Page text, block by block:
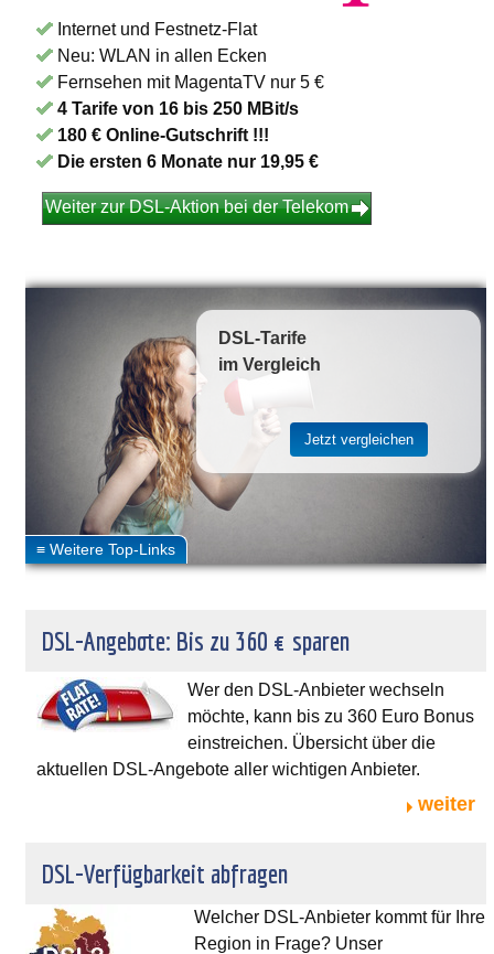
Internet und Festnetz-Flat
Neu: WLAN in allen Ecken
Fernsehen mit MagentaTV nur 5 €
4 Tarife von 16 bis 250 MBit/s
180 € Online-Gutschrift !!!
Die ersten 6 Monate nur 19,95 €
Weiter zur DSL-Aktion bei der Telekom
DSL-Tarife
im Vergleich
DSL-Angebote: Bis zu 360 € sparen
Wer den DSL-Anbieter wechseln
möchte, kann bis zu 360 Euro Bonus
einstreichen. Übersicht über die
aktuellen DSL-Angebote aller wichtigen Anbieter.
weiter
DSL-Verfügbarkeit abfragen
Welcher DSL-Anbieter kommt für Ihre
Region in Frage? Unser